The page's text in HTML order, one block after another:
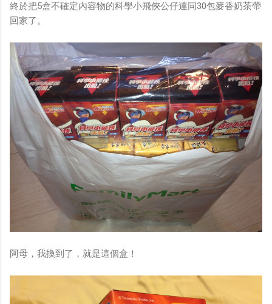
終於把5盒不確定內容物的科學小飛俠公仔連同30包麥香奶茶帶
回家了。
阿母，我換到了，就是這個盒！